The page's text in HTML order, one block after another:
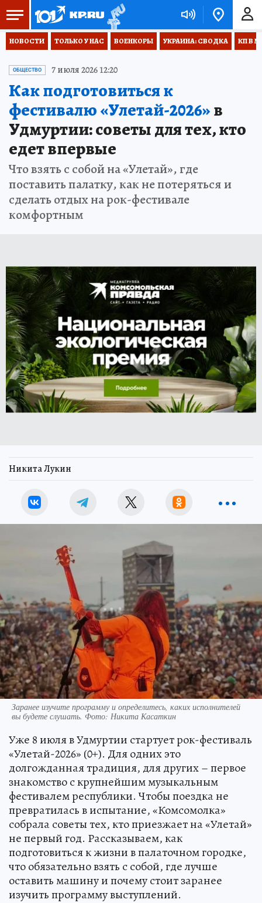
НОВОСТИ ТОЛЬКО У НАС ВОЕНКОРЫ УКРАИНА: СВОДКА КП В
ОБЩЕСТВО 7 июля 2026 12:20
Как подготовиться к
фестивалю «Улетай-2026»в
Удмуртии: советы для тех, кто
едет впервые
Что взять с собой на «Улетай», где
поставить палатку, как не потеряться и
сделать отдых на рок-фестивале
комфортным
Никита Лукин
Заранее изучите программу и определитесь, каких исполнителей
вы будете слушать. Фото: Никита Касаткин
Уже 8 июля в Удмуртии стартует рок-фестиваль
«Улетай-2026» (0+). Для одних это
долгожданная традиция, для других – первое
знакомство с крупнейшим музыкальным
фестивалем республики. Чтобы поездка не
превратилась в испытание, «Комсомолка»
собрала советы тех, кто приезжает на «Улетай»
не первый год. Рассказываем, как
подготовиться к жизни в палаточном городке,
что обязательно взять с собой, где лучше
оставить машину и почему стоит заранее
изучить программу выступлений.